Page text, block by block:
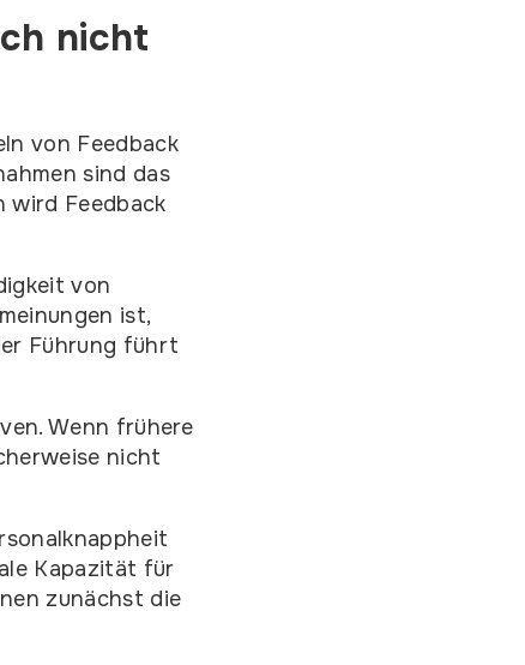
nicht
von Feedback
sind das
wird Feedback
von
ist,
Führung führt
Wenn frühere
nicht
Kapazität für
zunächst die